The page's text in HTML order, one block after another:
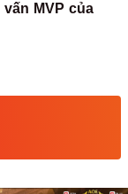
vấn MVP của